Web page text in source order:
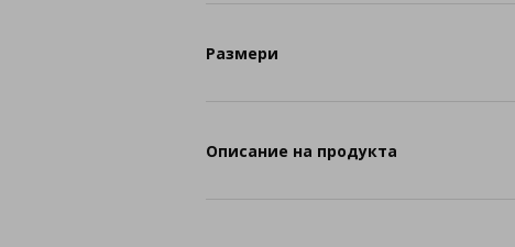
Размери
Описание на продукта